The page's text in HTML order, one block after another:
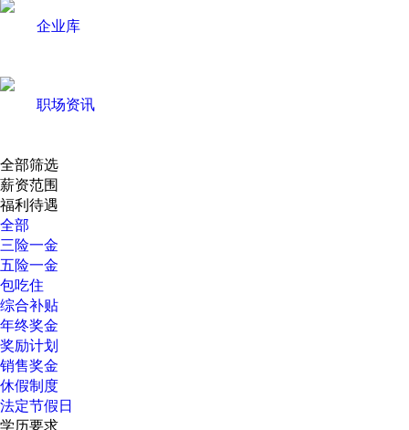
企业库
职场资讯
全部筛选
薪资范围
福利待遇
全部
三险一金
五险一金
包吃住
综合补贴
年终奖金
奖励计划
销售奖金
休假制度
法定节假日
学历要求